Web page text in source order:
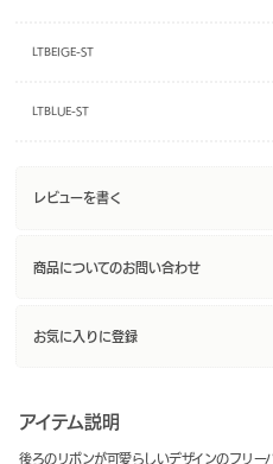
LTBEIGE-ST
LTBLUE-ST
レビューを書く
商品についてのお問い合わせ
お気に入りに登録
アイテム説明
後ろのリボンが可愛らしいデザインのフリー